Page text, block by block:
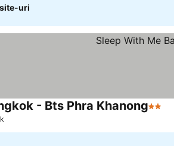
uri
- Bts Phra Khanong2 Stele